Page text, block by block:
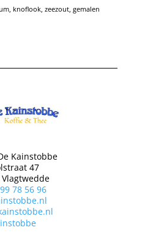
knoflook, zeezout, gemalen
Kainstobbe
47
Vlagtwedde
78 56 96